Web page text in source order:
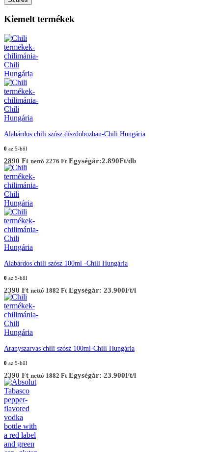
Kiemelt termékek
Alabárdos chili szósz díszdobozban-Chili Hungária
0 az 5-ből
2890 Ft nettó 2276 Ft Egységár:2.890Ft/db
Alabárdos chili szósz 100ml -Chili Hungária
0 az 5-ből
2390 Ft nettó 1882 Ft Egységár: 23.900Ft/l
Aranyszarvas chili szósz 100ml-Chili Hungária
0 az 5-ből
2390 Ft nettó 1882 Ft Egységár: 23.900Ft/l